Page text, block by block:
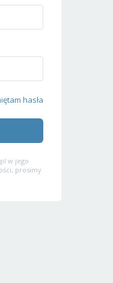
hasła
w jego
prosimy